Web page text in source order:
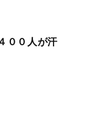
００人が汗